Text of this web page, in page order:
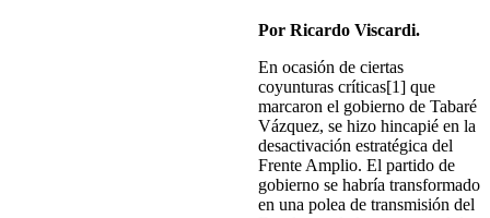
Por Ricardo Viscardi.
En ocasión de ciertas
coyunturas críticas[1] que
marcaron el gobierno de Tabaré
Vázquez, se hizo hincapié en la
desactivación estratégica del
Frente Amplio. El partido de
gobierno se habría transformado
en una polea de transmisión del